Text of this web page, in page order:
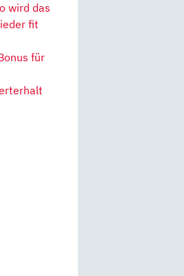
wird das
fit
für